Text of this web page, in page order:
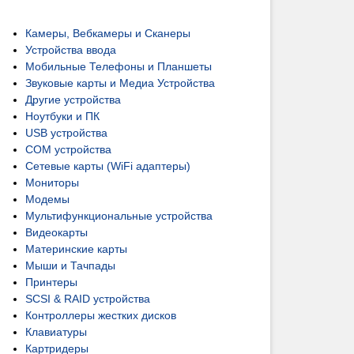
Камеры, Вебкамеры и Сканеры
Устройства ввода
Мобильные Телефоны и Планшеты
Звуковые карты и Медиа Устройства
Другие устройства
Ноутбуки и ПК
USB устройства
COM устройства
Сетевые карты (WiFi адаптеры)
Мониторы
Модемы
Мультифункциональные устройства
Видеокарты
Материнские карты
Мыши и Тачпады
Принтеры
SCSI & RAID устройства
Контроллеры жестких дисков
Клавиатуры
Картридеры